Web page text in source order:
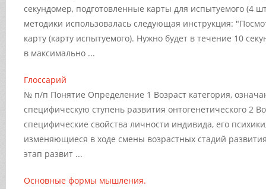
секундомер, подготовленные карты для испытуемого (4
методики использовалась следующая инструкция:
карту (карту испытуемого). Нужно будет в течение 10
в максимально ...
Глоссарий
№ п/п Понятие Определение 1 Возраст категория,
специфическую ступень развития онтогенетического 2
специфические свойства личности индивида, его
изменяющиеся в ходе смены возрастных стадий
этап развит ...
Основные формы мышления.